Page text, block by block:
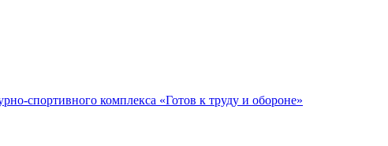
спортивного комплекса «Готов к труду и обороне»